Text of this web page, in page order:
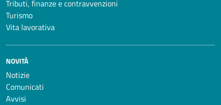
Tributi, finanze e contravvenzioni
Turismo
Vita lavorativa
NOVITÀ
Notizie
Comunicati
Avvisi